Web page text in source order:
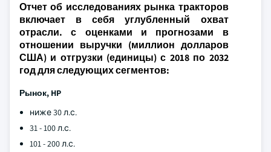
Отчет об исследованиях рынка тракторов
включает в себя углубленный охват
отрасли. с оценками и прогнозами в
отношении выручки (миллион долларов
США) и отгрузки (единицы) с 2018 по 2032
год для следующих сегментов:
Рынок, HP
ниже 30 л.с.
31 - 100 л.с.
101 - 200 л.с.